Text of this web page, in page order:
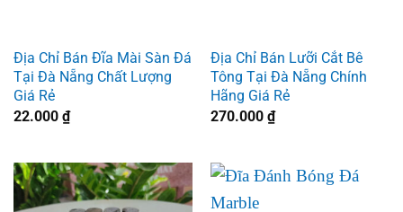
Địa Chỉ Bán Đĩa Mài Sàn Đá
Tại Đà Nẵng Chất Lượng
Giá Rẻ
22.000 ₫
Địa Chỉ Bán Lưỡi Cắt Bê
Tông Tại Đà Nẵng Chính
Hãng Giá Rẻ
270.000 ₫